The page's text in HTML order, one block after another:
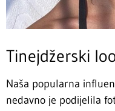
Tinejdžerski
Naša popularna
nedavno je podijelila